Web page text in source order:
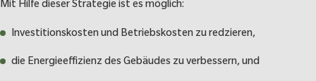
Mit Hilfe dieser Strategie ist es möglich:
Investitionskosten und Betriebskosten zu redzieren,
die Energieeffizienz des Gebäudes zu verbessern, und